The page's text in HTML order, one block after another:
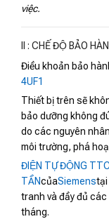
việc.
II : CHẾ ĐỘ BẢO
Điều khoản bảo
4UF1
Thiết bị trên sẽ
bảo dưỡng không
do các nguyên
môi trường, phá
ĐIỆN TỰ ĐỘNG TTC
TẦNcủaSiemenstại
tranh và đầy đủ
tháng.